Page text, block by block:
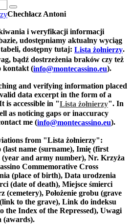
Chechłacz Antoni
i weryfikacji informacji
udostępniamy aktualny wyciąg
dostępny tutaj: Lista żołnierzy.
bądź dostrzeżenia braków czy też
kontakt (info@montecassino.eu).
and verifying information placed
data excerpt in the form of a
is accessible in "Lista żołnierzy". In
as noticing gaps or inaccuracy
me (info@montecassino.eu).
from "Lista żołnierzy":
name (surname), Imię (first
and army number), Nr. Krzyża
Commemorative Cross
(place of birth), Data urodzenia
(date of death), Miejsce śmierci
(cemetery), Położenie grobu (grave
to the grave), Link do indeksu
the Index of the Repressed), Uwagi
(awards).